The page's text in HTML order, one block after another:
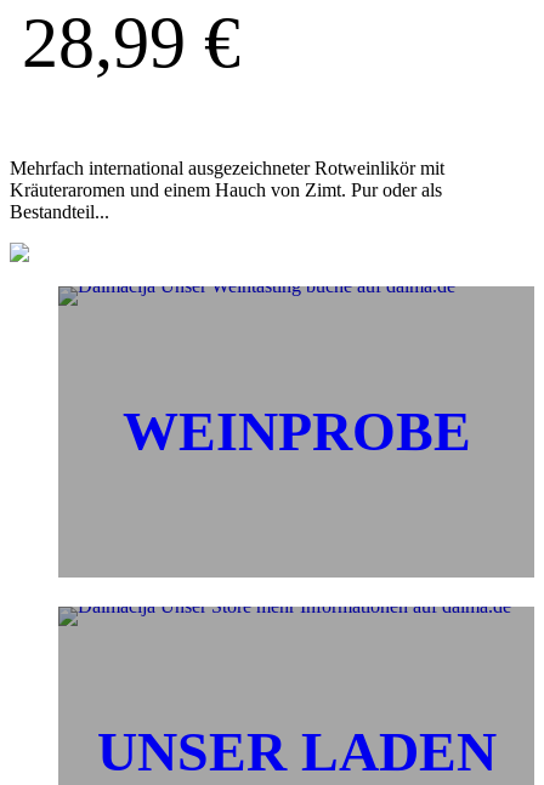
28,99 €
Mehrfach international ausgezeichneter Rotweinlikör mit
Kräuteraromen und einem Hauch von Zimt. Pur oder als
Bestandteil...
WEINPROBE
UNSER LADEN